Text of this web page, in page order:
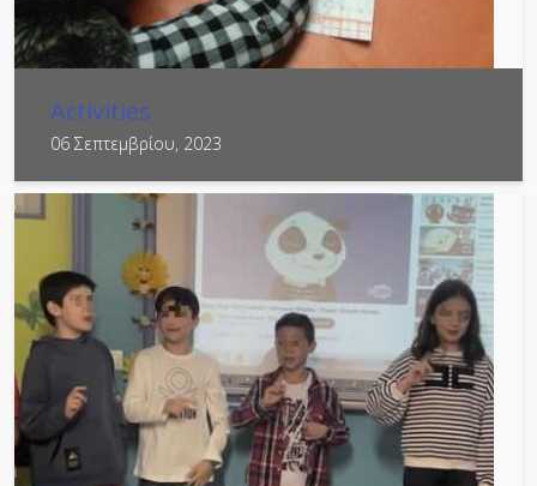
Activities
06 Σεπτεμβρίου, 2023